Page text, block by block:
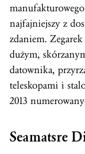
najfajniejszy z
zdaniem.
dużym,
datownika,
teleskopami i
2013
Seamatsre